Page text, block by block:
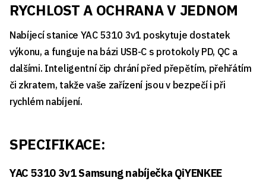
RYCHLOST A OCHRANA V JEDNOM
Nabíjecí stanice YAC 5310 3v1 poskytuje dostatek
výkonu, a funguje na bázi USB-C s protokoly PD, QC a
dalšími. Inteligentní čip chrání před přepětím, přehřátím
či zkratem, takže vaše zařízení jsou v bezpečí i při
rychlém nabíjení.
SPECIFIKACE:
YAC 5310 3v1 Samsung nabíječka QiYENKEE